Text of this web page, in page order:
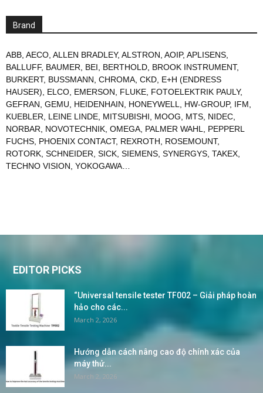
Brand
ABB AECO ALLEN BRADLEY, ALSTRON AOIP, APLISENS
BALLUFF, BAUMER BEI BERTHOLD BROOK INSTRUMENT,
BURKERT, BUSSMANN CHROMA CKD E+H (ENDRESS
HAUSER)
ELCO EMERSON FLUKE FOTOELEKTRIK PAULY,
GEFRAN GEMU HEIDENHAIN HONEYWELL HW-GROUP, IFM
KUEBLER
LEINE LINDE MITSUBISHI MOOG MTS NIDEC
NORBAR
NOVOTECHNIK OMEGA PALMER WAHL
PEPPERL
FUCHS PHOENIX CONTACT, REXROTH ROSEMOUNT,
ROTORK SCHNEIDER SICK SIEMENS SYNERGYS TAKEX
TECHNO VISION YOKOGAWA
EDITOR PICKS
“Universal tensile tester TF002 – Giải pháp hoàn
hảo cho các...
March 2, 2026
Hướng dẫn cách nâng cao độ chính xác của
máy thử...
March 2, 2026